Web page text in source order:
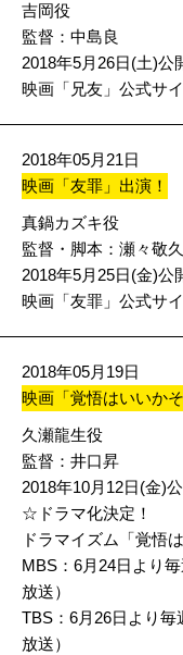
吉岡役
監督：中島良
2018年5月26日(土)公
映画「兄友」公式サ
2018年05月21日
映画「友罪」出演！
真鍋カズキ役
監督・脚本：瀬々敬久
2018年5月25日(金)公
映画「友罪」公式サ
2018年05月19日
映画「覚悟はいいか
久瀬龍生役
監督：井口昇
2018年10月12日(金)
☆ドラマ化決定！
ドラマイズム「覚悟
MBS：6月24日より
放送）
TBS：6月26日より
放送）